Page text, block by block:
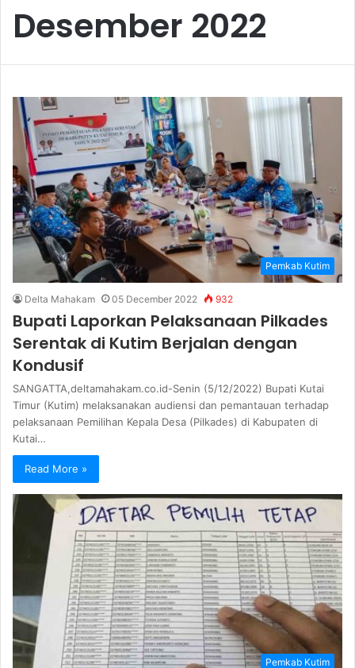
Desember 2022
Pemkab Kutim
Delta Mahakam 05 December 2022 932
Bupati Laporkan Pelaksanaan Pilkades
Serentak di Kutim Berjalan dengan
Kondusif
SANGATTA,deltamahakam.co.id-Senin (5/12/2022) Bupati Kutai
Timur (Kutim) melaksanakan audiensi dan pemantauan terhadap
pelaksanaan Pemilihan Kepala Desa (Pilkades) di Kabupaten di
Kutai…
Read More »
Pemkab Kutim